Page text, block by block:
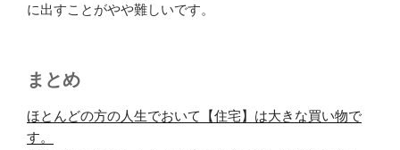
に出すことがやや難しいです。
まとめ
ほとんどの方の人生でおいて【住宅】は大きな買い物で
す。